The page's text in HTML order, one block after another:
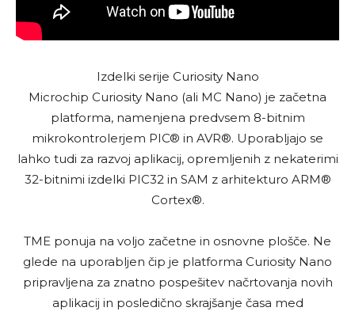
Izdelki serije Curiosity Nano
Microchip Curiosity Nano (ali MC Nano) je začetna
platforma, namenjena predvsem 8-bitnim
mikrokontrolerjem PIC® in AVR®. Uporabljajo se
lahko tudi za razvoj aplikacij, opremljenih z nekaterimi
32-bitnimi izdelki PIC32 in SAM z arhitekturo ARM®
Cortex®.
TME ponuja na voljo začetne in osnovne plošče. Ne
glede na uporabljen čip je platforma Curiosity Nano
pripravljena za znatno pospešitev načrtovanja novih
aplikacij in posledično skrajšanje časa med